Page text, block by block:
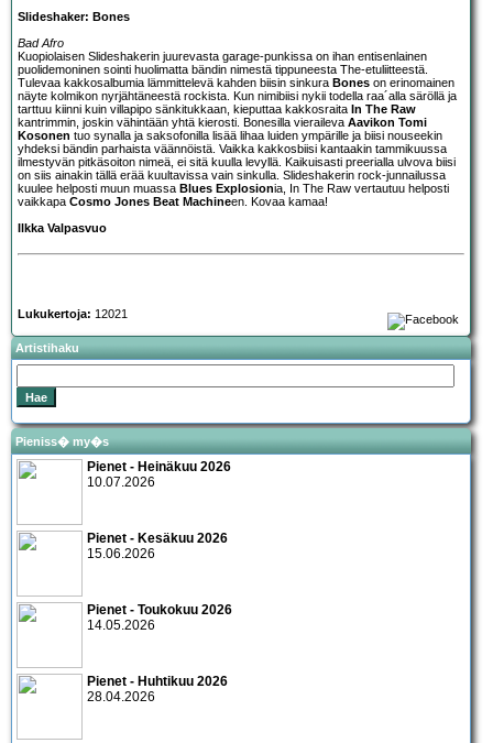
Slideshaker: Bones
Bad Afro
Kuopiolaisen Slideshakerin juurevasta garage-punkissa on ihan entisenlainen
puolidemoninen sointi huolimatta bändin nimestä tippuneesta The-etuliitteestä.
Tulevaa kakkosalbumia lämmittelevä kahden biisin sinkura Bones on erinomainen
näyte kolmikon nyrjähtäneestä rockista. Kun nimibiisi nykii todella raa´alla säröllä ja
tarttuu kiinni kuin villapipo sänkitukkaan, kieputtaa kakkosraita In The Raw
kantrimmin, joskin vähintään yhtä kierosti. Bonesilla vieraileva Aavikon Tomi
Kosonen tuo synalla ja saksofonilla lisää lihaa luiden ympärille ja biisi nouseekin
yhdeksi bändin parhaista väännöistä. Vaikka kakkosbiisi kantaakin tammikuussa
ilmestyvän pitkäsoiton nimeä, ei sitä kuulla levyllä. Kaikuisasti preerialla ulvova biisi
on siis ainakin tällä erää kuultavissa vain sinkulla. Slideshakerin rock-junnailussa
kuulee helposti muun muassa Blues Explosionia, In The Raw vertautuu helposti
vaikkapa Cosmo Jones Beat Machineen. Kovaa kamaa!
Ilkka Valpasvuo
Lukukertoja: 12021
Artistihaku
Pieniss� my�s
Pienet - Heinäkuu 2026
10.07.2026
Pienet - Kesäkuu 2026
15.06.2026
Pienet - Toukokuu 2026
14.05.2026
Pienet - Huhtikuu 2026
28.04.2026